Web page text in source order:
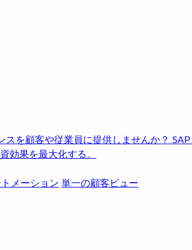
を顧客や従業員に提供しませんか？ SAP
効果を最大化する。
メーション 単一の顧客ビュー